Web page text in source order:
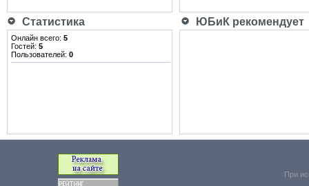
Статистика ЮБиК рекомендует
Онлайн всего: 5
Гостей: 5
Пользователей: 0
При